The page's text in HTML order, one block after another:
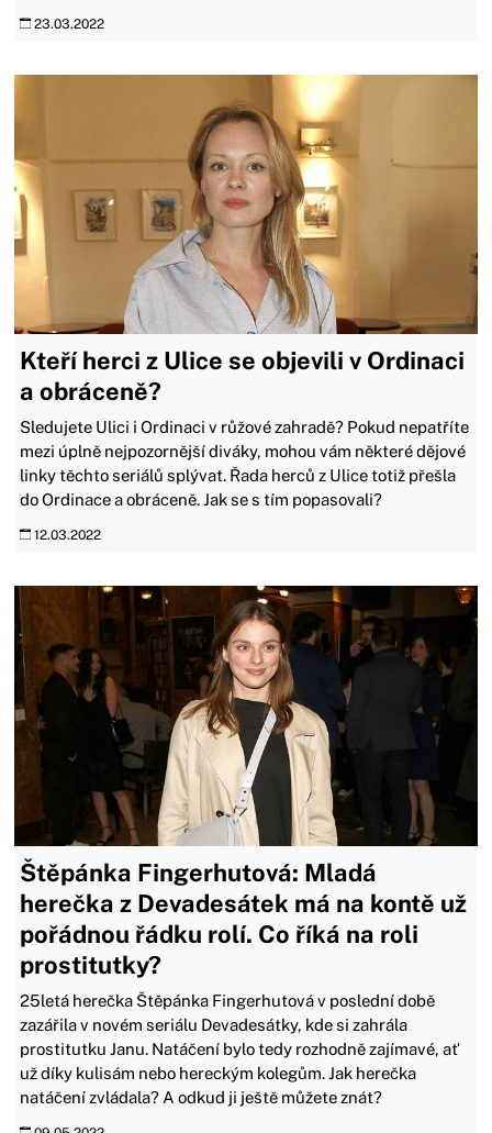
23.03.2022
Kteří herci z Ulice se objevili v Ordinaci
a obráceně?
Sledujete Ulici i Ordinaci v růžové zahradě? Pokud nepatříte
mezi úplně nejpozornější diváky, mohou vám některé dějové
linky těchto seriálů splývat. Řada herců z Ulice totiž přešla
do Ordinace a obráceně. Jak se s tím popasovali?
12.03.2022
Štěpánka Fingerhutová: Mladá
herečka z Devadesátek má na kontě už
pořádnou řádku rolí. Co říká na roli
prostitutky?
25letá herečka Štěpánka Fingerhutová v poslední době
zazářila v novém seriálu Devadesátky, kde si zahrála
prostitutku Janu. Natáčení bylo tedy rozhodně zajímavé, ať
už díky kulisám nebo hereckým kolegům. Jak herečka
natáčení zvládala? A odkud ji ještě můžete znát?